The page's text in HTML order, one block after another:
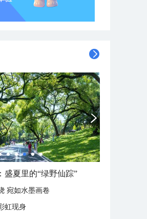
藏着最治愈的蓝天白云
宛如水墨画卷
虹现身